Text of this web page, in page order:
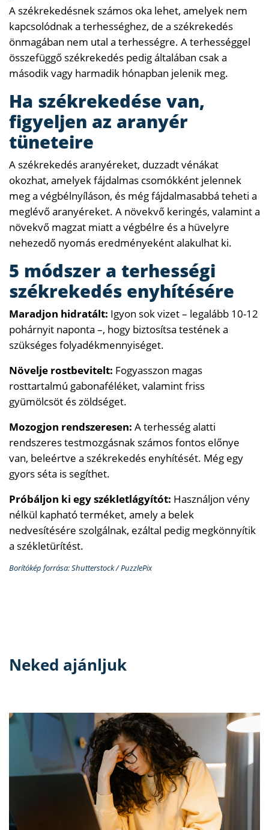
A székrekedésnek számos oka lehet, amelyek nem
kapcsolódnak a terhességhez, de a székrekedés
önmagában nem utal a terhességre. A terhességgel
összefüggő székrekedés pedig általában csak a
második vagy harmadik hónapban jelenik meg.
Ha székrekedése van,
figyeljen az aranyér
tüneteire
A székrekedés aranyéreket, duzzadt vénákat
okozhat, amelyek fájdalmas csomókként jelennek
meg a végbélnyíláson, és még fájdalmasabbá teheti a
meglévő aranyéreket. A növekvő keringés, valamint a
növekvő magzat miatt a végbélre és a hüvelyre
nehezedő nyomás eredményeként alakulhat ki.
5 módszer a terhességi
székrekedés enyhítésére
Maradjon hidratált: Igyon sok vizet – legalább 10-12
pohárnyit naponta –, hogy biztosítsa testének a
szükséges folyadékmennyiséget.
Növelje rostbevitelt: Fogyasszon magas
rosttartalmú gabonaféléket, valamint friss
gyümölcsöt és zöldséget.
Mozogjon rendszeresen: A terhesség alatti
rendszeres testmozgásnak számos fontos előnye
van, beleértve a székrekedés enyhítését. Még egy
gyors séta is segíthet.
Próbáljon ki egy székletlágyítót: Használjon vény
nélkül kapható terméket, amely a belek
nedvesítésére szolgálnak, ezáltal pedig megkönnyítik
a székletürítést.
Borítókép forrása: Shutterstock / PuzzlePix
Neked ajánljuk